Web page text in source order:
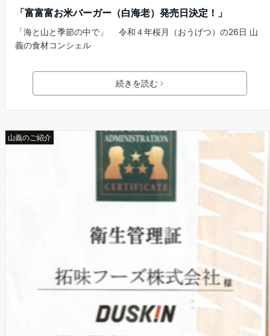
「富富富お米バーガー（白海老）発売日決定！」
「海と山と季節の中で」 令和４年桜月（おうげつ）の26日 山
義の食材コンシェル
続きを読む
山義のご紹介